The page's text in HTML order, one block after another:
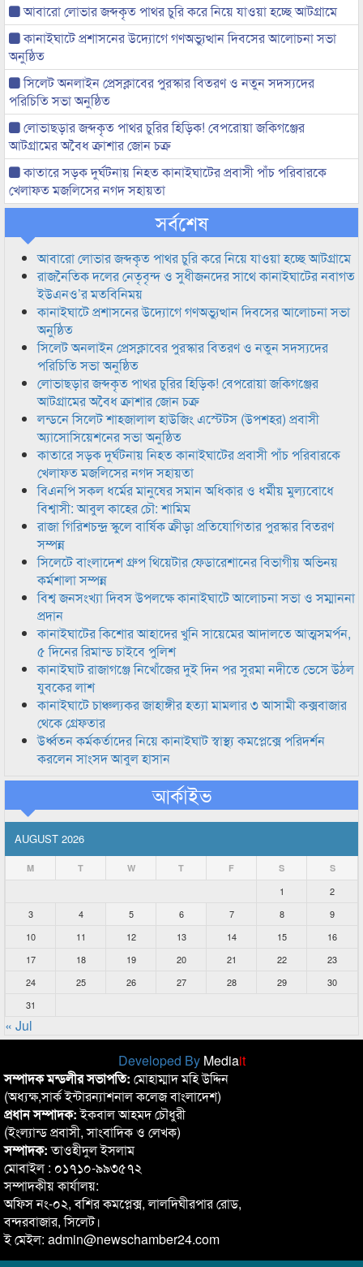
আবারো লোভার জব্দকৃত পাথর চুরি করে নিয়ে যাওয়া হচ্ছে আটগ্রামে
কানাইঘাটে প্রশাসনের উদ্যোগে গণঅভ্যুত্থান দিবসের আলোচনা সভা
অনুষ্ঠিত
সিলেট অনলাইন প্রেসক্লাবের পুরস্কার বিতরণ ও নতুন সদস্যদের
পরিচিতি সভা অনুষ্ঠিত
লোভাছড়ার জব্দকৃত পাথর চুরির হিড়িক! বেপরোয়া জকিগঞ্জের
আটগ্রামের অবৈধ ক্রাশার জোন চক্র
কাতারে সড়ক দুর্ঘটনায় নিহত কানাইঘাটের প্রবাসী পাঁচ পরিবারকে
খেলাফত মজলিসের নগদ সহায়তা
সর্বশেষ
আবারো লোভার জব্দকৃত পাথর চুরি করে নিয়ে যাওয়া হচ্ছে আটগ্রামে
রাজনৈতিক দলের নেতৃবৃন্দ ও সুধীজনদের সাথে কানাইঘাটের নবাগত
ইউএনও’র মতবিনিময়
কানাইঘাটে প্রশাসনের উদ্যোগে গণঅভ্যুত্থান দিবসের আলোচনা সভা
অনুষ্ঠিত
সিলেট অনলাইন প্রেসক্লাবের পুরস্কার বিতরণ ও নতুন সদস্যদের
পরিচিতি সভা অনুষ্ঠিত
লোভাছড়ার জব্দকৃত পাথর চুরির হিড়িক! বেপরোয়া জকিগঞ্জের
আটগ্রামের অবৈধ ক্রাশার জোন চক্র
লন্ডনে সিলেট শাহজালাল হাউজিং এস্টেটস (উপশহর) প্রবাসী
অ্যাসোসিয়েশনের সভা অনুষ্ঠিত
কাতারে সড়ক দুর্ঘটনায় নিহত কানাইঘাটের প্রবাসী পাঁচ পরিবারকে
খেলাফত মজলিসের নগদ সহায়তা
বিএনপি সকল ধর্মের মানুষের সমান অধিকার ও ধর্মীয় মুল্যবোধে
বিশ্বাসী: আবুল কাহের চৌ: শামিম
রাজা গিরিশচন্দ্র স্কুলে বার্ষিক ক্রীড়া প্রতিযোগিতার পুরস্কার বিতরণ
সম্পন্ন
সিলেটে বাংলাদেশ গ্রুপ থিয়েটার ফেডারেশানের বিভাগীয় অভিনয়
কর্মশালা সম্পন্ন
বিশ্ব জনসংখ্যা দিবস উপলক্ষে কানাইঘাটে আলোচনা সভা ও সম্মাননা
প্রদান
কানাইঘাটের কিশোর আহাদের খুনি সায়েমের আদালতে আত্মসমর্পন,
৫ দিনের রিমান্ড চাইবে পুলিশ
কানাইঘাট রাজাগঞ্জে নিখোঁজের দুই দিন পর সুরমা নদীতে ভেসে উঠল
যুবকের লাশ
কানাইঘাটে চাঞ্চল্যকর জাহাঙ্গীর হত্যা মামলার ৩ আসামী কক্সবাজার
থেকে গ্রেফতার
উর্ধ্বতন কর্মকর্তাদের নিয়ে কানাইঘাট স্বাস্থ্য কমপ্লেক্সে পরিদর্শন
করলেন সাংসদ আবুল হাসান
আর্কাইভ
AUGUST 2026
M T W T F S S
1
2
3
4 5 6 7 8
9
10
11 12 13 14 15
16
17
18 19 20 21 22
23
24
25 26 27 28 29
30
31
« Jul
Developed By Mediait
সম্পাদক মন্ডলীর সভাপতি: মোহাম্মাদ মহি উদ্দিন
(অধ্যক্ষ,সার্ক ইন্টারন্যাশনাল কলেজ বাংলাদেশ)
প্রধান সম্পাদক:ইকবাল আহমদ চৌধুরী
(ইংল্যান্ড প্রবাসী, সাংবাদিক ও লেখক)
সম্পাদক:তাওহীদুল ইসলাম
মোবাইল : ০১৭১০-৯৯৩৫৭২
সম্পাদকীয় কার্যালয়:
অফিস নং-০২, বশির কমপ্লেক্স, লালদিঘীরপার রোড,
বন্দরবাজার, সিলেট।
ই মেইল: admin@newschamber24.com